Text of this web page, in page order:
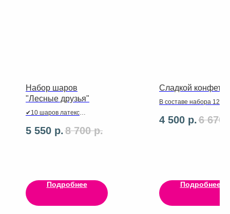
Набор шаров
"Лесные друзья"
✔10 шаров латекс
✔ Фигурки животных на
5 550 р.8 700 р.
Подробнее
Сладкой конфетке
В составе набора
фольга,конфетка 86см,
4 500 р.6 670
Подробнее